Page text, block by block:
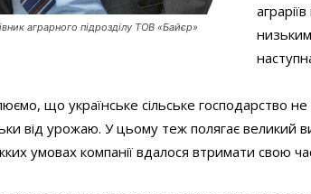
аграрного підрозділу ТОВ «Байєр»
що українське сільське господарство
від урожаю. У цьому теж полягає великий
умовах компанії вдалося втримати свою